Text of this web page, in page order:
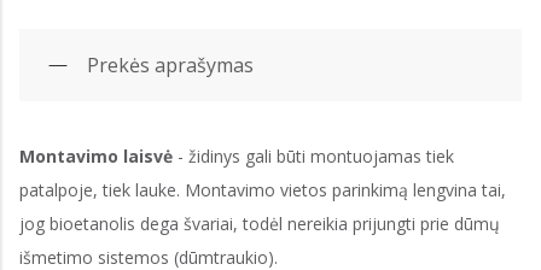
Prekės aprašymas
Montavimo laisvė - židinys gali būti montuojamas tiek
patalpoje, tiek lauke. Montavimo vietos parinkimą lengvina tai,
jog bioetanolis dega švariai, todėl nereikia prijungti prie dūmų
išmetimo sistemos (dūmtraukio).